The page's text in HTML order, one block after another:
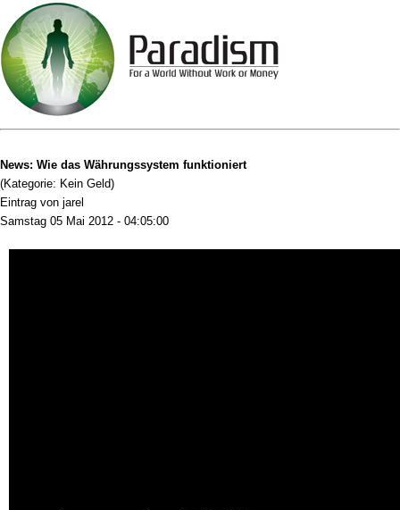
News: Wie das Währungssystem funktioniert
(Kategorie: Kein Geld)
Eintrag von jarel
Samstag 05 Mai 2012 - 04:05:00